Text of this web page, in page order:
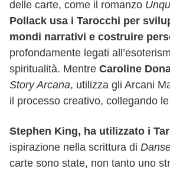
delle carte, come il romanzo
Pollack usa i Tarocchi per
mondi narrativi e costruire
profondamente legati
spiritualità. Mentre Caroline
Story Arcana, utilizza gli Arcani
il processo creativo, collegando
Stephen King, ha utilizzato i
ispirazione nella scrittura di
carte sono state, non tanto uno